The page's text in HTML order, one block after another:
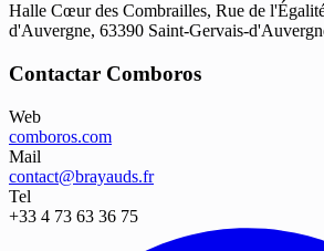
Halle Cœur des Combrailles, Rue de
d'Auvergne, 63390 Saint-Gervais-
Contactar Comboros
Web
comboros.com
Mail
contact@brayauds.fr
Tel
+33 4 73 63 36 75